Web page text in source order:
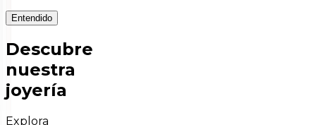
Entendido
Descubre
nuestra
joyería
Explora